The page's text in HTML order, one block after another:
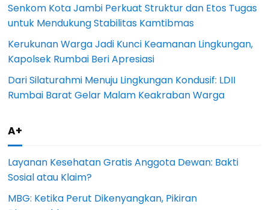
Senkom Kota Jambi Perkuat Struktur dan Etos Tugas
untuk Mendukung Stabilitas Kamtibmas
Kerukunan Warga Jadi Kunci Keamanan Lingkungan,
Kapolsek Rumbai Beri Apresiasi
Dari Silaturahmi Menuju Lingkungan Kondusif: LDII
Rumbai Barat Gelar Malam Keakraban Warga
A+
Layanan Kesehatan Gratis Anggota Dewan: Bakti
Sosial atau Klaim?
MBG: Ketika Perut Dikenyangkan, Pikiran